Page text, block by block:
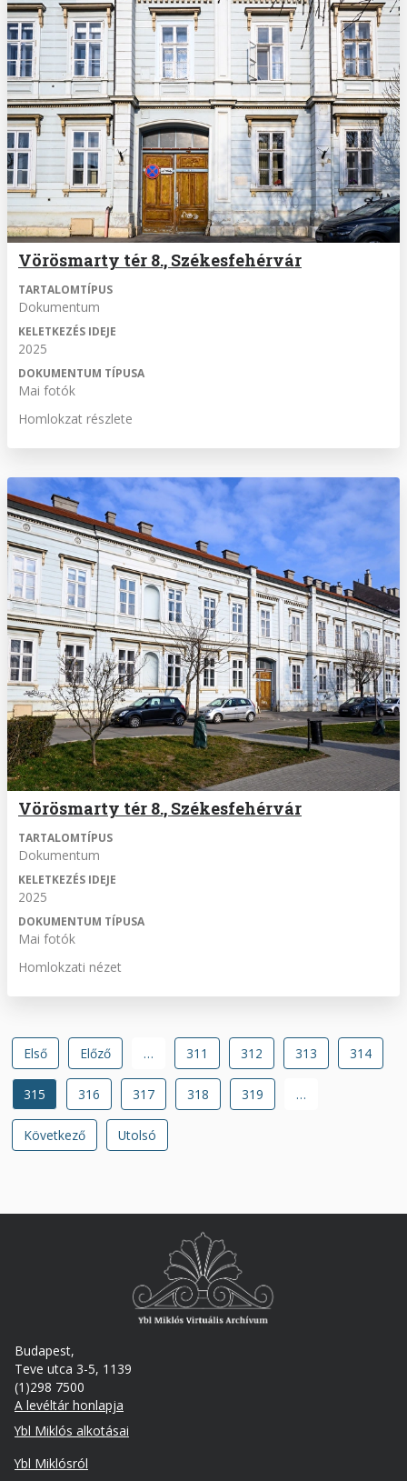
Vörösmarty tér 8., Székesfehérvár
TARTALOMTÍPUS
Dokumentum
KELETKEZÉS IDEJE
2025
DOKUMENTUM TÍPUSA
Mai fotók
Homlokzat részlete
Vörösmarty tér 8., Székesfehérvár
TARTALOMTÍPUS
Dokumentum
KELETKEZÉS IDEJE
2025
DOKUMENTUM TÍPUSA
Mai fotók
Homlokzati nézet
Oldalszámozás
Első
oldal
Első
Előző
oldal
Előző … Oldal
311 Oldal
312 Oldal
313 Oldal
314
Jelenlegi
oldal
315 Oldal
316 Oldal
317 Oldal
318 Oldal
319 …
Következő
oldal
Következő
Utolsó
oldal
Utolsó
Budapest,
Teve utca 3-5, 1139
(1)298 7500
A levéltár honlapja
Footer
Ybl Miklós alkotásai
Ybl Miklósról